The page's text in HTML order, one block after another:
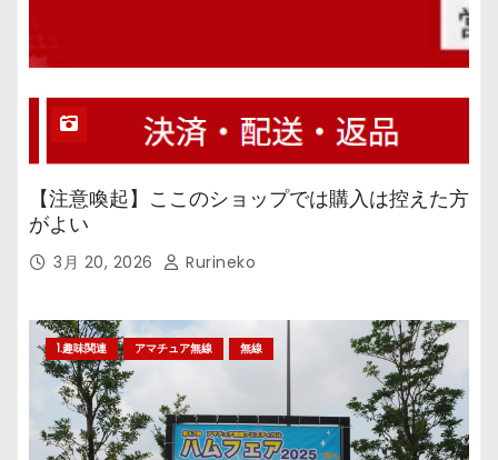
【注意喚起】ここのショップでは購入は控えた方
がよい
3月 20, 2026 Rurineko
1.趣味関連 アマチュア無線 無線